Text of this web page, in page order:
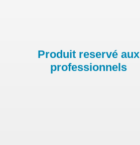
Produit reservé aux
professionnels